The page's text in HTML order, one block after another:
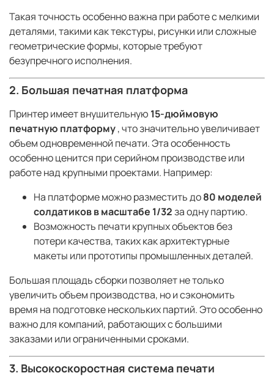
Такая точность особенно важна при работе с мелкими
деталями, такими как текстуры, рисунки или сложные
геометрические формы, которые требуют
безупречного исполнения.
2. Большая печатная платформа
Принтер имеет внушительную 15-дюймовую
печатную платформу, что значительно увеличивает
объем одновременной печати. Эта особенность
особенно ценится при серийном производстве или
работе над крупными проектами. Например:
На платформе можно разместить до80 моделей
солдатиков в масштабе 1/32за одну партию.
Возможность печати крупных объектов без
потери качества, таких как архитектурные
макеты или прототипы промышленных деталей.
Большая площадь сборки позволяет не только
увеличить объем производства, но и сэкономить
время на подготовке нескольких партий. Это особенно
важно для компаний, работающих с большими
заказами или ограниченными сроками.
3. Высокоскоростная система печати